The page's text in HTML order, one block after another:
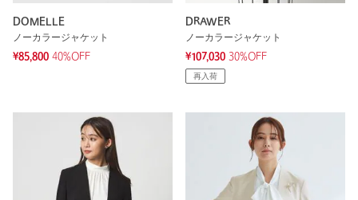
DOMELLE
ノーカラージャケット
¥85,800 40%OFF
DRAWER
ノーカラージャケット
¥107,030 30%OFF
再入荷